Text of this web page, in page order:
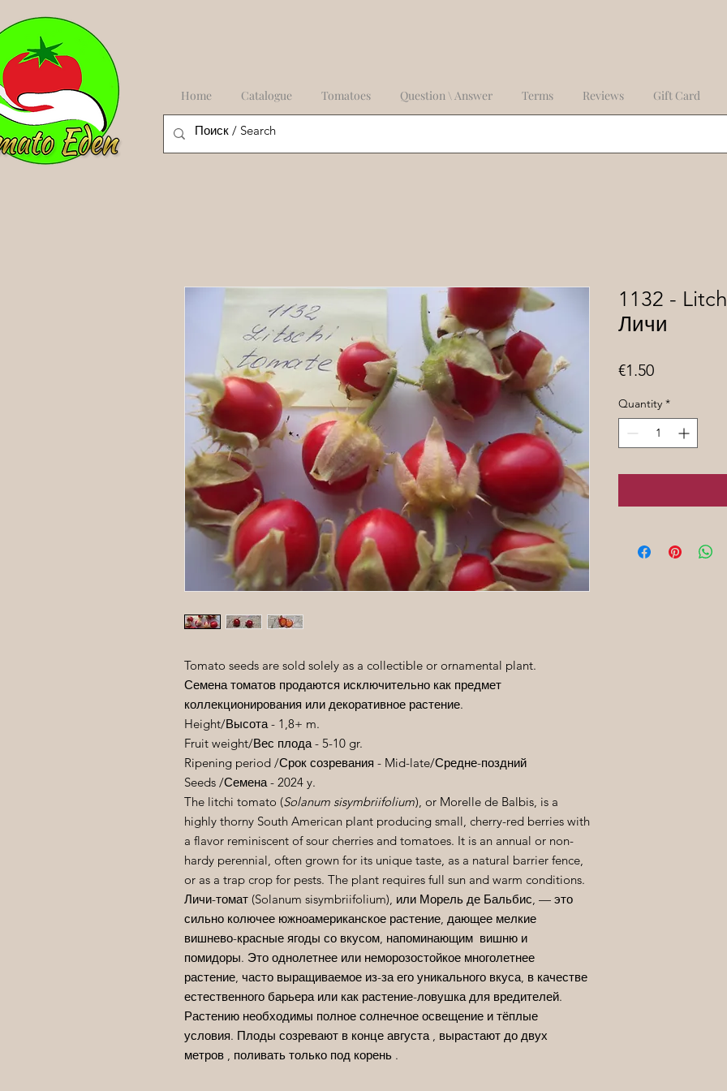
Home Catalogue Tomatoes Question \ Answer Terms Reviews Gift Card
Tomato seeds are sold solely as a collectible or ornamental plant.
Семена томатов продаются исключительно как предмет
коллекционирования или декоративное растение.
Height/Высота- 1,8+ m.
Fruit weight/Вес плода- 5-10 gr.
Ripening period /Срок созревания - Mid-late/Средне-поздний
Seeds /Семена- 2024 y.
The litchi tomato (Solanum sisymbriifolium), or Morelle de Balbis, is a
highly thorny South American plant producing small, cherry-red berries with
a flavor reminiscent of sour cherries and tomatoes. It is an annual or non-
hardy perennial, often grown for its unique taste, as a natural barrier fence,
or as a trap crop for pests. The plant requires full sun and warm conditions.
Личи-томат (Solanum sisymbriifolium), или Морель де Бальбис, — это
сильно колючее южноамериканское растение, дающее мелкие
вишнево-красные ягоды со вкусом, напоминающим вишню и
помидоры. Это однолетнее или неморозостойкое многолетнее
растение, часто выращиваемое из-за его уникального вкуса, в качестве
естественного барьера или как растение-ловушка для вредителей.
Растению необходимы полное солнечное освещение и тёплые
условия. Плоды созревают в конце августа , вырастают до двух
метров , поливать только под корень .
1132 -
Личи
€1.50Price
Quantity *